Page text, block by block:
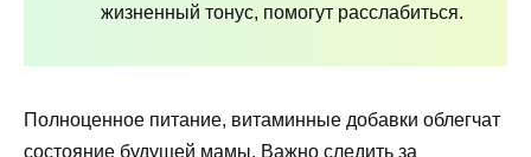
жизненный тонус, помогут расслабиться.
Полноценное питание, витаминные добавки облегчат
состояние будущей мамы. Важно следить за